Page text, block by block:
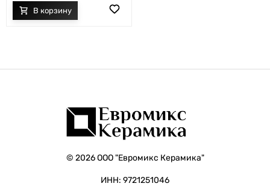
© 2026 ООО "Евромикс Керамика"
ИНН: 9721251046